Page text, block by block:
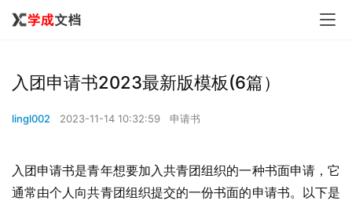
入团申请书2023最新版模板(6篇）
lingl002 2023-11-14 10:32:59 申请书
入团申请书是青年想要加入共青团组织的一种书面申请，它
通常由个人向共青团组织提交的一份书面的申请书。以下是